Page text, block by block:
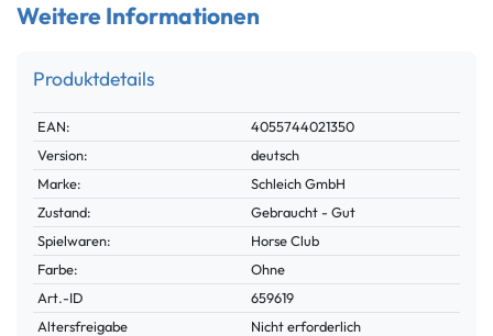
Weitere Informationen
Produktdetails
Technisches
Merkmal
Wert
EAN:
4055744021350
Version:
deutsch
Marke:
Schleich GmbH
Zustand:
Gebraucht - Gut
Spielwaren:
Horse Club
Farbe:
Ohne
Technisches
Merkmal
Wert
Art.-ID
659619
Altersfreigabe
Nicht erforderlich